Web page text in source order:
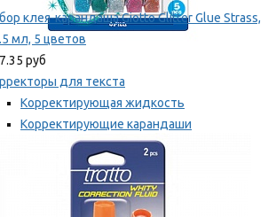
клея-карандаша Giotto Glitter Glue Strass,
мл, 5 цветов
руб
для текста
Корректирующая жидкость
Корректирующие карандаши
Корректирующие ленты
рекомендуем